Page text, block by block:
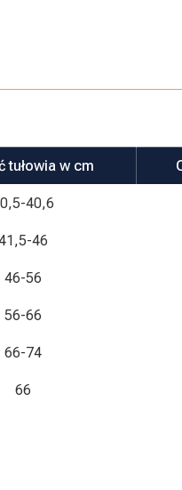
tułowia w cm
40,6
46
46-56
56-66
66-74
66